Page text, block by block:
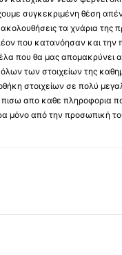
συγκεκριμένη θέση
τα χνάρια της
που κατανόησαν και την
που θα μας απομακρύνει
όλων των στοιχείων της
στοιχείων σε πολύ
πισω απο καθε
μόνο από την προσωπική